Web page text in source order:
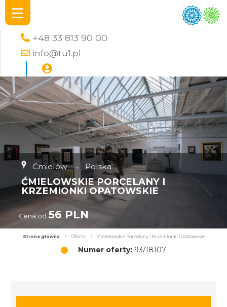
+48 33 813 90 00
info@tu1.pl
Ćmielów → Polska
ĆMIELOWSKIE PORCELANY I
KRZEMIONKI OPATOWSKIE
Cena od 56 PLN
Strona główna / Oferta / Ćmielowskie Porcelany i Krzemionki Opatowskie
Numer oferty: 93/18107